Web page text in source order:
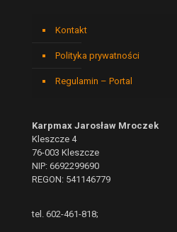
Kontakt
Polityka prywatności
Regulamin – Portal
Karpmax Jarosław Mroczek
Kleszcze 4
76-003 Kleszcze
NIP: 6692299690
REGON: 541146779
tel. 602-461-818;